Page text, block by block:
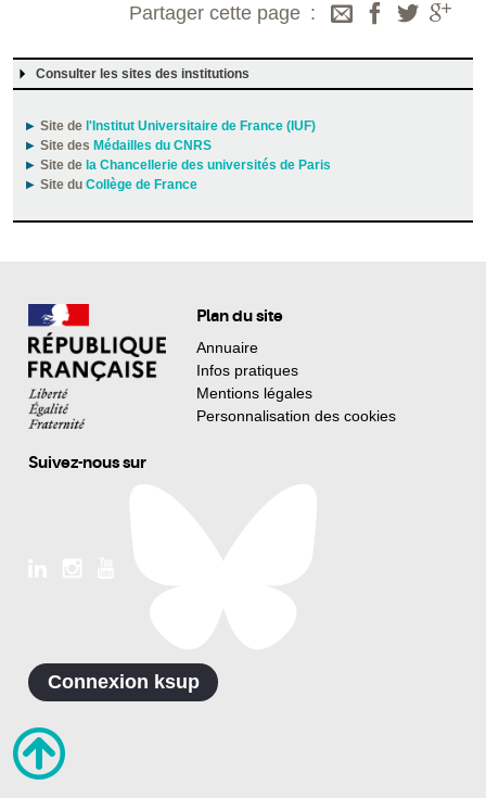
Partager cette page
Consulter les sites des institutions
Site del'Institut Universitaire de France (IUF)
Site des Médailles du CNRS
Site de la Chancellerie des universités de Paris
Site du Collège de France
Plan du site
Annuaire
Infos pratiques
Mentions légales
Personnalisation des cookies
Suivez-nous sur
Connexion ksup